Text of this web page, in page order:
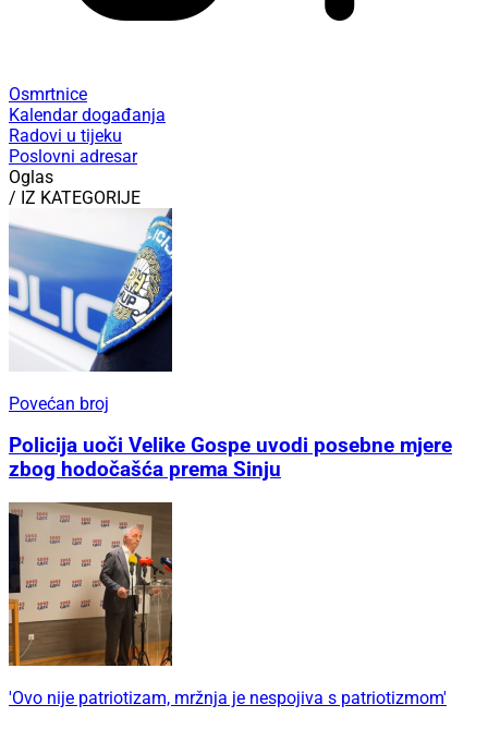
Osmrtnice
Kalendar događanja
Radovi u tijeku
Poslovni adresar
Oglas
/ IZ KATEGORIJE
Povećan broj
Policija uoči Velike Gospe uvodi posebne mjere
zbog hodočašća prema Sinju
'Ovo nije patriotizam, mržnja je nespojiva s patriotizmom'